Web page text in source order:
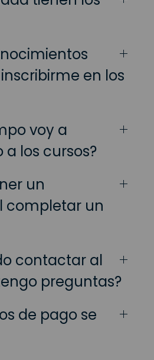
en los
voy a
los cursos?
un
completar un
contactar al
preguntas?
de pago se